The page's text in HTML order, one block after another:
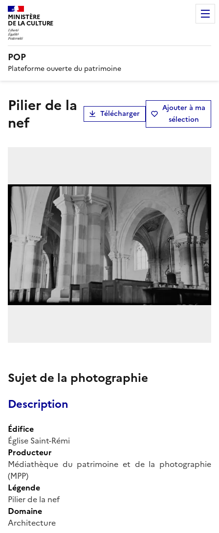
MINISTÈRE
DE LA CULTURE
POP
Plateforme ouverte du patrimoine
Pilier de la
nef
Télécharger
Ajouter à ma
sélection
Sujet de la photographie
Description
Édifice
Église Saint-Rémi
Producteur
Médiathèque du patrimoine et de la photographie
(MPP)
Légende
Pilier de la nef
Domaine
Architecture